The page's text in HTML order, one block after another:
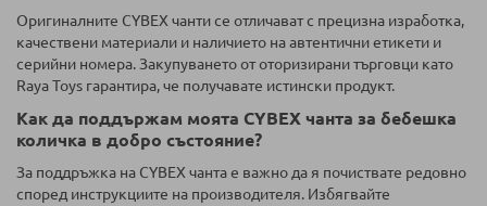
Оригиналните CYBEX чанти се отличават с прецизна изработка,
качествени материали и наличието на автентични етикети и
серийни номера. Закупуването от оторизирани търговци като
Raya Toys гарантира, че получавате истински продукт.
Как да поддържам моята CYBEX чанта за бебешка
количка в добро състояние?
За поддръжка на CYBEX чанта е важно да я почиствате редовно
според инструкциите на производителя. Избягвайте